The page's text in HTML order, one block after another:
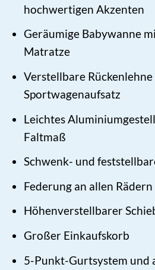
hochwertigen Akzenten
Geräumige Babywanne
Matratze
Verstellbare
Sportwagenaufsatz
Leichtes
Faltmaß
Schwenk- und
Federung an allen Rädern
Höhenverstellbarer
Großer Einkaufskorb
5-Punkt-Gurtsystem und